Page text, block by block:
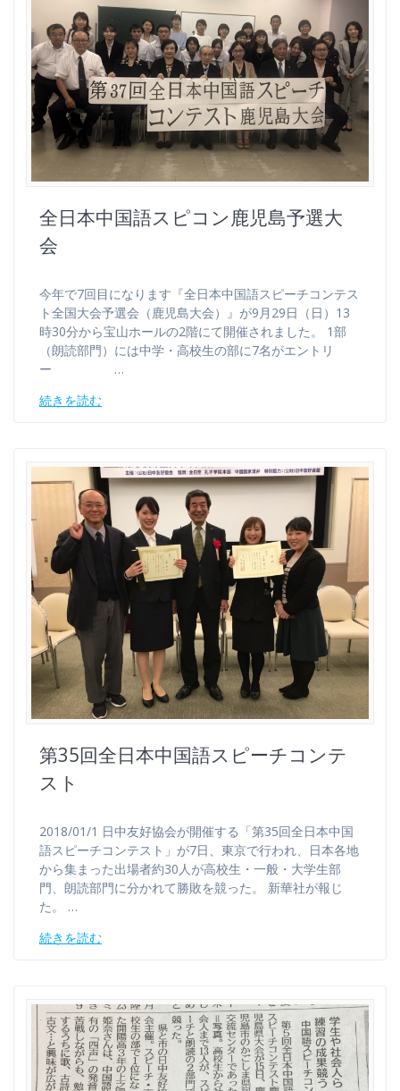
全日本中国語スピコン鹿児島予選大
会
今年で7回目になります『全日本中国語スピーチコンテス
ト全国大会予選会（鹿児島大会）』が9月29日（日）13
時30分から宝山ホールの2階にて開催されました。 1部
（朗読部門）には中学・高校生の部に7名がエントリ
ー …
続きを読む
第35回全日本中国語スピーチコンテ
スト
2018/01/1 日中友好協会が開催する「第35回全日本中国
語スピーチコンテスト」が7日、東京で行われ、日本各地
から集まった出場者約30人が高校生・一般・大学生部
門、朗読部門に分かれて勝敗を競った。 新華社が報じ
た。 …
続きを読む